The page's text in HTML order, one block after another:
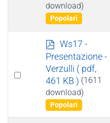
download)
Popolari
Select
p
d
f
Ws17 -
Presentazione -
Verzulli ( pdf,
461 KB ) (1611
download)
Popolari